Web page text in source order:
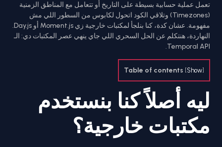
تعمل عملية حسابية بسيطة على التاريخ أو تتعامل مع المناطق الزمنية
(Timezones) وتلاقي الكود اتحول لكابوس من السطور اللي مش
مفهومة. عشان كدة، كنا بنلجأ لمكتبات خارجية زي Moment.js أو Day.js.
النهاردة، هنتكلم عن الحل السحري اللي جاي ينهي عصر المكتبات دي: الـ
Temporal API.
Table of contents [Show]
ليه أصلاً كنا بنستخدم
مكتبات خارجية؟